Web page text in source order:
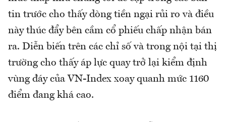
tin trước cho thấy dòng tiền ngại rủi ro và điều
này thúc đẩy bên cầm cổ phiếu chấp nhận bán
ra. Diễn biến trên các chỉ số và trong nội tại thị
trường cho thấy áp lực quay trở lại kiểm định
vùng đáy của VN-Index xoay quanh mức 1160
điểm đang khá cao.